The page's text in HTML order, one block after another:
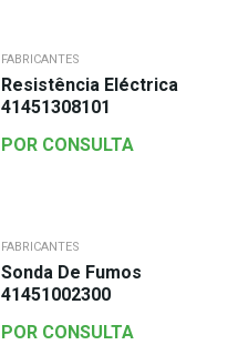
FABRICANTES
Resistência Eléctrica
41451308101
POR CONSULTA
FABRICANTES
Sonda De Fumos
41451002300
POR CONSULTA